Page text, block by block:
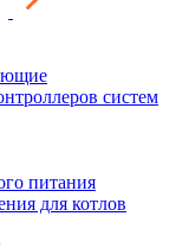
систем
питания
для котлов